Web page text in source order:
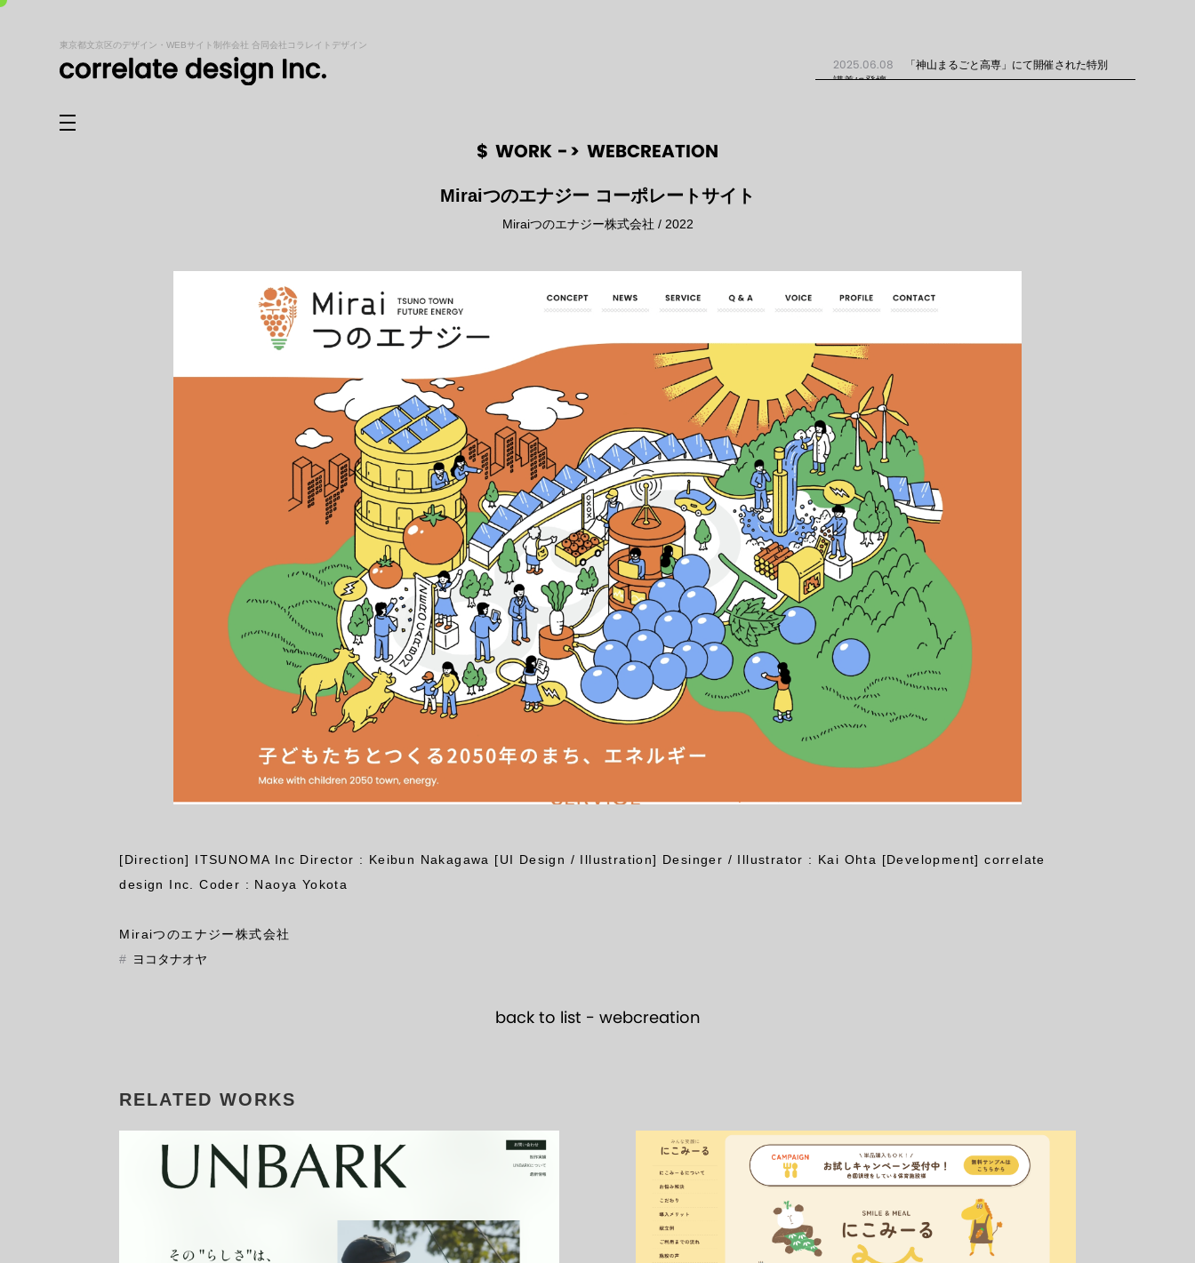
東京都文京区のデザイン・WEBサイト制作会社 合同会社コラレイトデザイン
2025.06.08
「神山まるごと高専」にて開催された特別
講義に登壇...
$ WORK -> WEBCREATION
Miraiつのエナジー コーポレートサイト
Miraiつのエナジー株式会社 / 2022
[Direction] ITSUNOMA Inc Director : Keibun Nakagawa [UI Design / Illustration] Desinger / Illustrator : Kai Ohta [Development] correlate
design Inc. Coder : Naoya Yokota
Miraiつのエナジー株式会社
# ヨコタナオヤ
back to list - webcreation
RELATED WORKS